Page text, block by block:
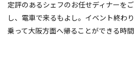
定評のあるシェフのお任せディナーを
し、電車で来るもよし。イベント終わ
乗って大阪方面へ帰ることができる時